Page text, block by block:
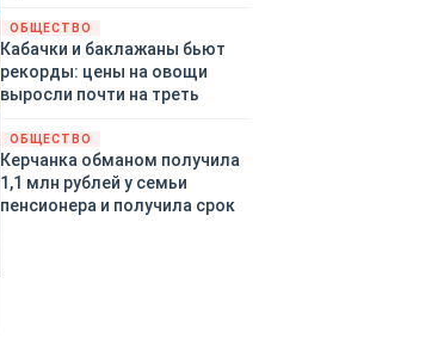
ОБЩЕСТВО
Кабачки и баклажаны бьют
рекорды: цены на овощи
выросли почти на треть
ОБЩЕСТВО
Керчанка обманом получила
1,1 млн рублей у семьи
пенсионера и получила срок